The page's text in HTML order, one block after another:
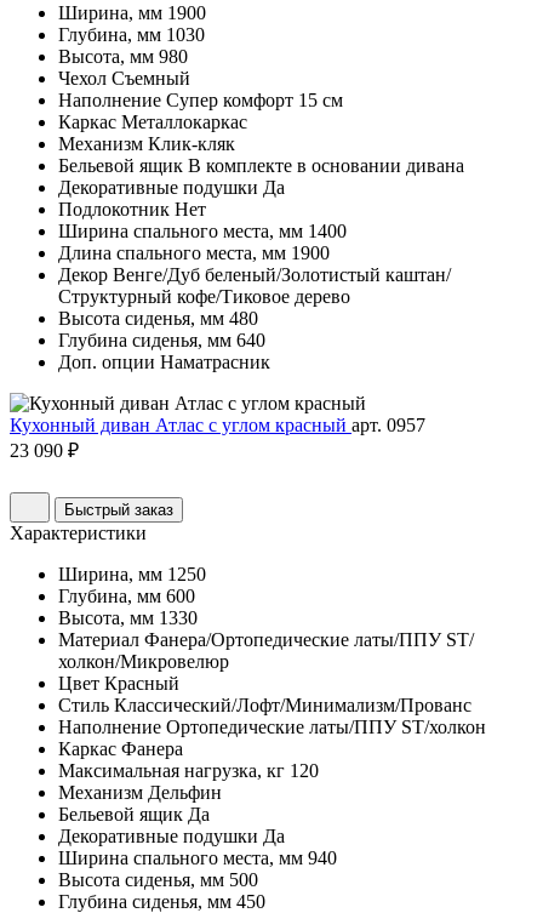
Ширина, мм 1900
Глубина, мм 1030
Высота, мм 980
Чехол Съемный
Наполнение Супер комфорт 15 см
Каркас Металлокаркас
Механизм Клик-кляк
Бельевой ящик В комплекте в основании дивана
Декоративные подушки Да
Подлокотник Нет
Ширина спального места, мм 1400
Длина спального места, мм 1900
Декор Венге/Дуб беленый/Золотистый каштан/
Структурный кофе/Тиковое дерево
Высота сиденья, мм 480
Глубина сиденья, мм 640
Доп. опции Наматрасник
Кухонный диван Атлас с углом красный арт. 0957
23 090 ₽
Быстрый заказ
Характеристики
Ширина, мм 1250
Глубина, мм 600
Высота, мм 1330
Материал Фанера/Ортопедические латы/ППУ ST/
холкон/Микровелюр
Цвет Красный
Стиль Классический/Лофт/Минимализм/Прованс
Наполнение Ортопедические латы/ППУ ST/холкон
Каркас Фанера
Максимальная нагрузка, кг 120
Механизм Дельфин
Бельевой ящик Да
Декоративные подушки Да
Ширина спального места, мм 940
Высота сиденья, мм 500
Глубина сиденья, мм 450